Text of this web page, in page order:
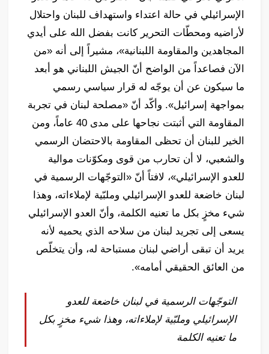
الإسرائيلي في حالة اعتداء واستهداف للبنان واحتلال
لأراضيه ومحطّات التحرير كانت بفضل الله على أيدي
المجاهدين والمقاومة اللبنانية»، مشيراً إلى أنه «من
الآن فصاعداً من الواضح أنّ الجيش اللبناني هو أبعد
ما سيكون عن أن يوجّه له قرار سياسي رسمي
بمواجهة إسرائيل». وأكّد أنّ «مصلحة لبنان في تجربة
المقاومة التي أثبتت نجاحها على مدى 40 عاماً، ومن
الخير للبنان أن تحظى المقاومة بالاحتضان الرسمي
والشعبي، لا أن تحارب من قوى ومكوّنات موالية
للعدو الإسرائيلي»، لافتاً أنّ «التوجّهات الرسمية في
لبنان خاضعة للعدو الإسرائيلي وملبّية لإملاءاته، وهذا
شيء مخزٍ بكل ما تعنيه الكلمة، وأنّ العدو الإسرائيلي
يسعى إلى تجريد لبنان من سلاحه الذي يحميه لأنه
يريد أن تبقى أراضي لبنان مستباحة له، وأن يتخلّص
من العائق الحقيقي أمامه».
التوجّهات الرسمية في لبنان خاضعة للعدو
الإسرائيلي وملبّية لإملاءاته، وهذا شيء مخزٍ بكل
ما تعنيه الكلمة